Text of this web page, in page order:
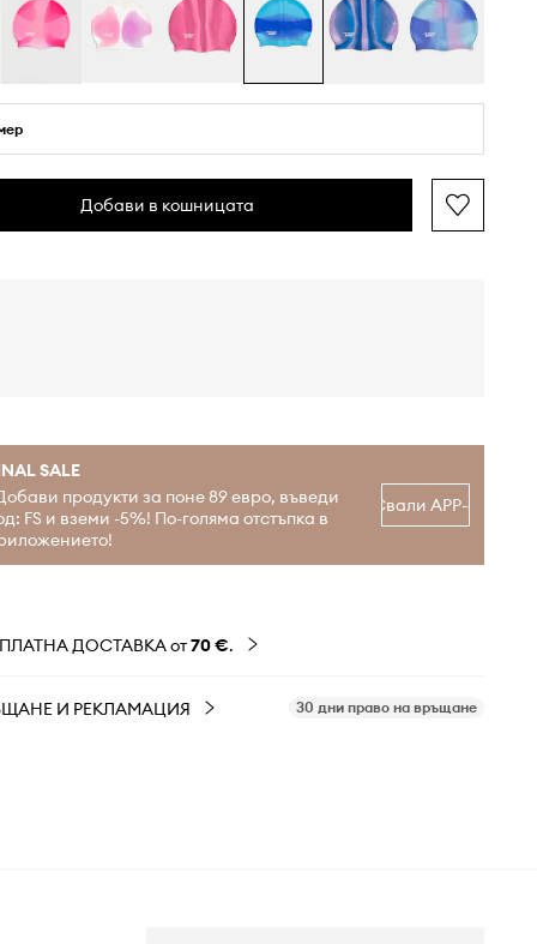
Добави в кошницата
SALE
продукти за поне 89 евро, въведи
FS и вземи -5%! По-голяма отстъпка в
Свали APP-а
ДОСТАВКА от70 €.
И РЕКЛАМАЦИЯ 30 дни право на връщане